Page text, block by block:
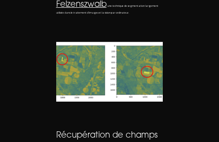
Felzenszwalb, une technique de segmentation largement
utilisée dans le traitement d'images et la vision par ordinateur.
Récupération de champs